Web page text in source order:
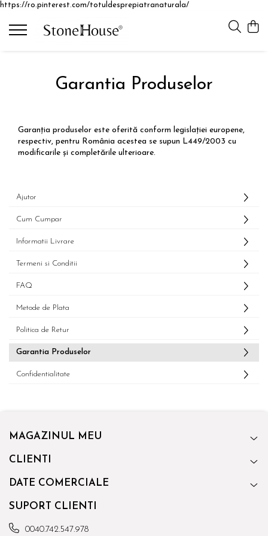
https://ro.pinterest.com/totuldesprepiatranaturala/
Mobilier
Măsuțe de cafea
Rafturi și biblioteci din piatră naturală
Mobilier office din piatră naturală
Paturi
Garduri
Capiteluri și capace de gard
Colecții
Colecția PRIMAVERA
Colecția LINEO
Colecția OXFORD
Colecția QADRA
Garantia Produselor
Garanția produselor este oferită conform legislației europene,
respectiv, pentru România acestea se supun L449/2003 cu
modificarile și completările ulterioare.
Ajutor
Cum Cumpar
Informatii Livrare
Termeni si Conditii
FAQ
Metode de Plata
Politica de Retur
Garantia Produselor
Confidentialitate
MAGAZINUL MEU
CLIENTI
DATE COMERCIALE
SUPORT CLIENTI
0040.742.547.978